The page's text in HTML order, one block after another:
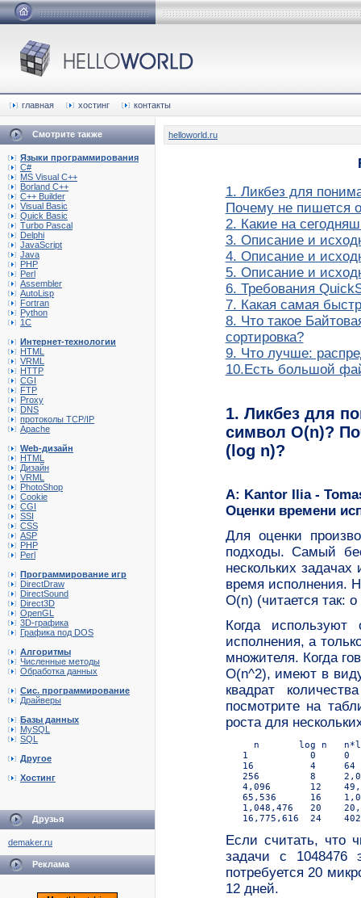
главная хостинг контакты
Смотрите также
Языки программирования
C#
MS Visual C++
Borland C++
C++ Builder
Visual Basic
Quick Basic
Turbo Pascal
Delphi
JavaScript
Java
PHP
Perl
Assembler
AutoLisp
Fortran
Python
1C
Интернет-технологии
HTML
VRML
HTTP
CGI
FTP
Proxy
DNS
протоколы TCP/IP
Apache
Web-дизайн
HTML
Дизайн
VRML
PhotoShop
Cookie
CGI
SSI
CSS
ASP
PHP
Perl
Программирование игр
DirectDraw
DirectSound
Direct3D
OpenGL
3D-графика
Графика под DOS
Алгоритмы
Численные методы
Обработка данных
Сис. программирование
Драйверы
Базы данных
MySQL
SQL
Другое
Хостинг
Друзья
demaker.ru
Реклама
helloworld.ru
1. Ликбез для
Почему не пишется
2. Какие на
3. Описание и
4. Описание и
5. Описание и
6. Требования
7. Какая самая
8. Что такое
сортировка?
9. Что лучше:
10.Есть большой
1. Ликбез для
символ O(n)?
(log n)?
A: Kantor Ilia -
Оценки времени
Для оценки
подходы. Самый
нескольких
время исполнения.
O(n) (читается так:
Когда
исполнения, а
множителя. Когда
O(n^2), имеют в
квадрат
посмотрите на
роста для
n       log n
1           0     0
16          4     64
256         8
4,096       12
65,536      16
1,048,476   20
Если считать, что
задачи с 1048476
потребуется 20
12 дней.